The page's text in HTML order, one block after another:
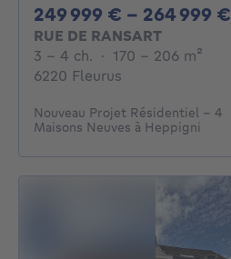
249 999 € - 264 999 €
RUE DE RANSART
3 - 4 Chambres
3 - 4 ch. · 170 - 206 m²
6220 Fleurus
Nouveau Projet Résidentiel – 4
Maisons Neuves à Heppigni